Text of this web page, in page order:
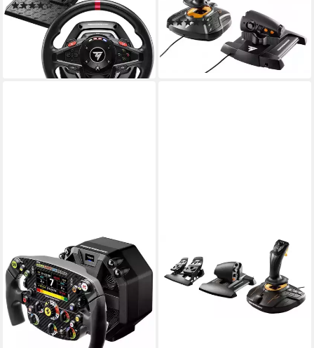
(6)
ab 154,73 € UVP179,99 €
mtl. in 12 Raten
lieferbar - in 3-4 Werktagen bei dir
Joystick
(3)
ab 143,11 €
13,07 €
mtl. in 12 Raten
lieferbar - in 3-4 Werktagen bei dir